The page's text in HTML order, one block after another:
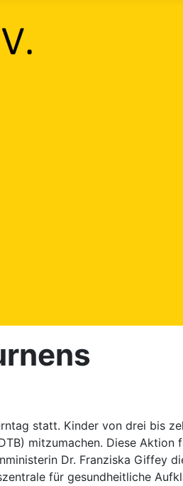
statt. Kinder von drei bis
mitzumachen. Diese Aktion
Dr. Franziska Giffey
für gesundheitliche